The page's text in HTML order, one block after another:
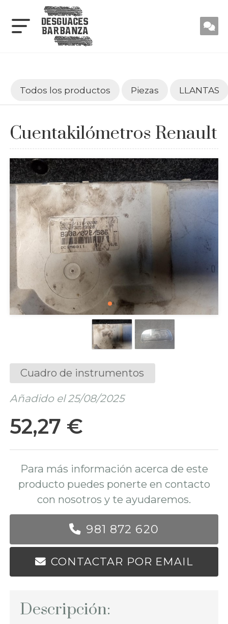
Todos los productos Piezas LLANTAS
Cuentakilómetros Renault
Cuadro de instrumentos
Añadido el 25/08/2025
52,27 €
Para más información acerca de este
producto puedes ponerte en contacto
con nosotros y te ayudaremos.
981 872 620
CONTACTAR POR EMAIL
Descripción: